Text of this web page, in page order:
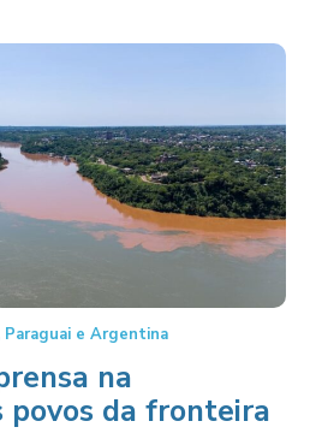
Paraguai e Argentina
na
povos da fronteira